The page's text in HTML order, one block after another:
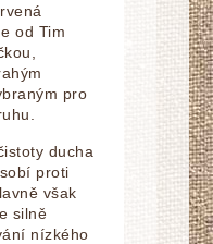
od Tim
pro
ducha
proti
však
silně
nízkého